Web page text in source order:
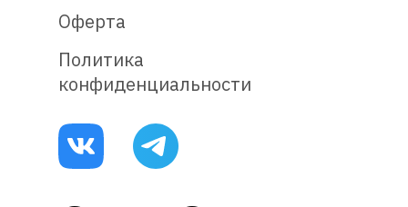
Политика
конфиденциальности
Оферта